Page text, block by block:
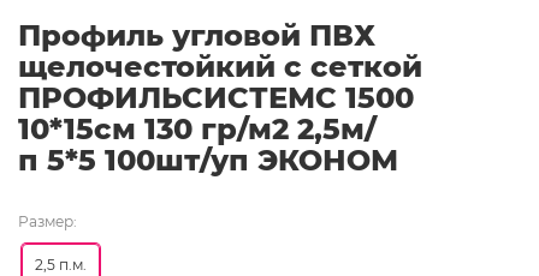
Профиль угловой ПВХ
щелочестойкий с сеткой
ПРОФИЛЬСИСТЕМС 1500
10*15см 130 гр/м2 2,5м/
п 5*5 100шт/уп ЭКОНОМ
Размер:
2,5 п.м.